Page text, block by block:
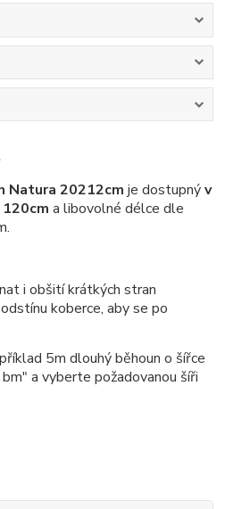
Natura20212cm je dostupnýv
a libovolné délce dle
i obšití krátkých stran
koberce, aby se po
5m dlouhý běhoun o šířce
a vyberte požadovanou šíři